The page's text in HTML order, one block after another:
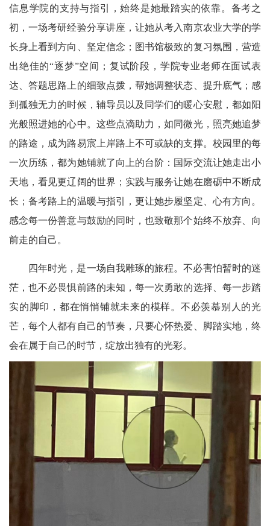
信息学院的支持与指引，始终是她最踏实的依靠。备考之
初，一场考研经验分享讲座，让她从考入南京农业大学的学
长身上看到方向、坚定信念；图书馆极致的复习氛围，营造
出绝佳的“逐梦”空间；复试阶段，学院专业老师在面试表
达、答题思路上的细致点拨，帮她调整状态、提升底气；感
到孤独无力的时候，辅导员以及同学们的暖心安慰，都如阳
光般照进她的心中。这些点滴助力，如同微光，照亮她追梦
的路途，成为路易宸上岸路上不可或缺的支撑。校园里的每
一次历练，都为她铺就了向上的台阶：国际交流让她走出小
天地，看见更辽阔的世界；实践与服务让她在磨砺中不断成
长；备考路上的温暖与指引，更让她步履坚定、心有方向。
感念每一份善意与鼓励的同时，也致敬那个始终不放弃、向
前走的自己。
四年时光，是一场自我雕琢的旅程。不必害怕暂时的迷
茫，也不必畏惧前路的未知，每一次勇敢的选择、每一步踏
实的脚印，都在悄悄铺就未来的模样。不必羡慕别人的光
芒，每个人都有自己的节奏，只要心怀热爱、脚踏实地，终
会在属于自己的时节，绽放出独有的光彩。